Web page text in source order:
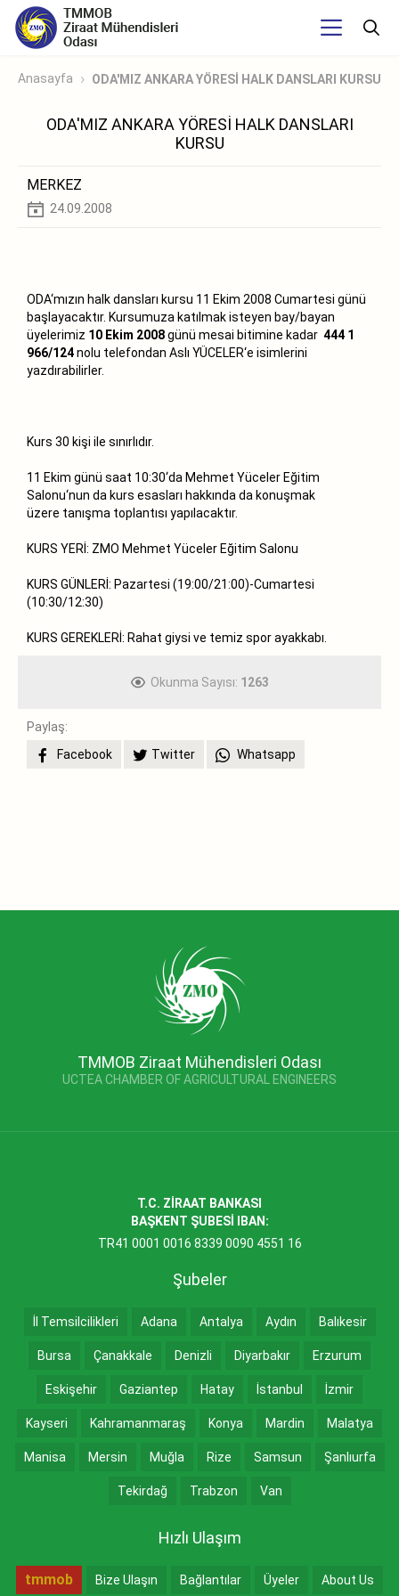
Anasayfa ODA'MIZ ANKARA YÖRESİ HALK DANSLARI KURSU
ODA'MIZ ANKARA YÖRESİ HALK DANSLARI
KURSU
MERKEZ
24.09.2008
ODA‘mızın halk dansları kursu 11 Ekim 2008 Cumartesi günü
başlayacaktır. Kursumuza katılmak isteyen bay/bayan
üyelerimiz 10 Ekim 2008günü mesai bitimine kadar 444 1
966/124nolu telefondan Aslı YÜCELER‘e isimlerini
yazdırabilirler.
Kurs 30 kişi ile sınırlıdır.
11 Ekim günü saat 10:30‘da Mehmet Yüceler Eğitim
Salonu‘nun da kurs esasları hakkında da konuşmak
üzere tanışma toplantısı yapılacaktır.
KURS YERİ: ZMO Mehmet Yüceler Eğitim Salonu
KURS GÜNLERİ: Pazartesi (19:00/21:00)-Cumartesi
(10:30/12:30)
KURS GEREKLERİ: Rahat giysi ve temiz spor ayakkabı.
Okunma Sayısı: 1263
Paylaş:
Facebook
Twitter Whatsapp
TMMOB Ziraat Mühendisleri Odası
UCTEA CHAMBER OF AGRICULTURAL ENGINEERS
T.C. ZİRAAT BANKASI
BAŞKENT ŞUBESİ IBAN:
TR41 0001 0016 8339 0090 4551 16
Şubeler
İl Temsilcilikleri Adana Antalya Aydın Balıkesir
Bursa Çanakkale Denizli Diyarbakır Erzurum
Eskişehir Gaziantep Hatay İstanbul İzmir
Kayseri Kahramanmaraş Konya Mardin Malatya
Manisa Mersin Muğla Rize Samsun Şanlıurfa
Tekirdağ Trabzon Van
Hızlı Ulaşım
tmmob Bize Ulaşın Bağlantılar Üyeler About Us